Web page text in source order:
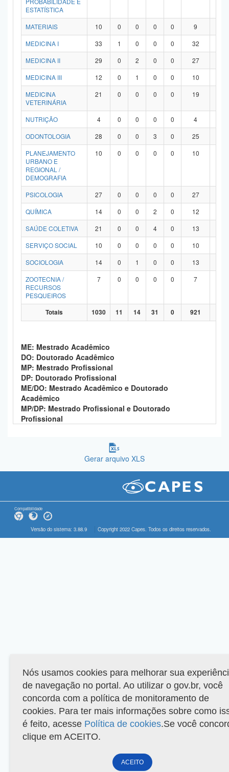
ESTATÍSTICA
MATERIAIS 10 0 0 0 0 9
MEDICINA I
33 1 0 0 0 32
MEDICINA II
29 0 2 0 0 27
MEDICINA III
12 0 1 0 0 10
MEDICINA
VETERINÁRIA
21 0 0 0 0 19
NUTRIÇÃO 4 0 0 0 0 4
ODONTOLOGIA
28 0 0 3 0 25
PLANEJAMENTO
URBANO E
REGIONAL /
DEMOGRAFIA
10 0 0 0 0 10
PSICOLOGIA 27 0 0 0 0 27
QUÍMICA
14 0 0 2 0 12
SAÚDE COLETIVA
21 0 0 4 0 13
SERVIÇO SOCIAL
10 0 0 0 0 10
SOCIOLOGIA
14 0 1 0 0 13
ZOOTECNIA /
RECURSOS
PESQUEIROS
7 0 0 0 0 7
Totais 1030 11 14 31 0 921
ME: Mestrado Acadêmico
DO: Doutorado Acadêmico
MP: Mestrado Profissional
DP: Doutorado Profissional
ME/DO: Mestrado Acadêmico e Doutorado
Acadêmico
MP/DP: Mestrado Profissional e Doutorado
Profissional
Gerar arquivo XLS
Compatibilidade
Versão do sistema: 3.88.9 Copyright 2022 Capes. Todos os direitos reservados.
Nós usamos cookies para melhorar sua
de navegação no portal. Ao utilizar o gov.br, você
concorda com a política de monitoramento de
cookies. Para ter mais informações sobre como
é feito, acesse Política de cookies.Se você
clique em ACEITO.
ACEITO